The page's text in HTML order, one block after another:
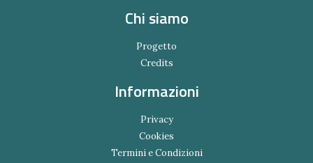
Chi siamo
Progetto
Credits
Informazioni
Privacy
Cookies
Termini e Condizioni